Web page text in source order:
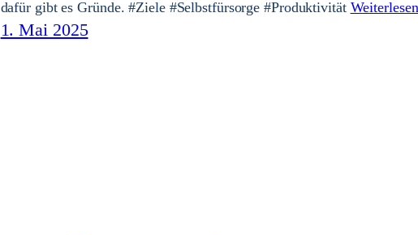
dafür gibt es Gründe. #Ziele #Selbstfürsorge #Produktivität Weiterlesen
1. Mai 2025